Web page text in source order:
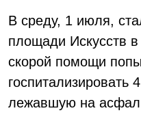
В среду, 1 июля,
площади Искусств в
скорой помощи
лежавшую на